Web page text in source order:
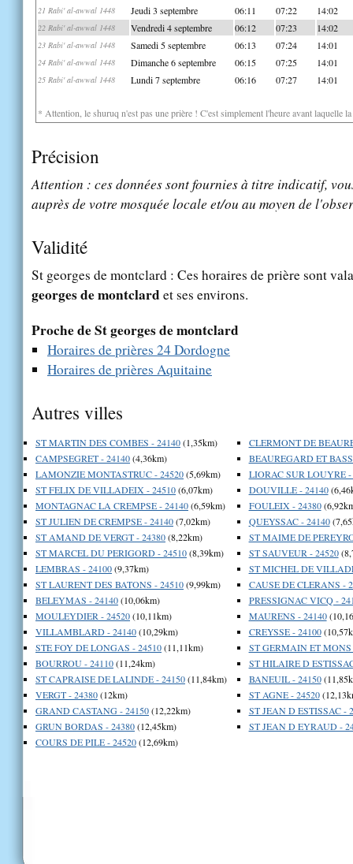
21 Rabi' al-awwal 1448 Jeudi 3 septembre 06:11 07:22 14:02
22 Rabi' al-awwal 1448 Vendredi 4 septembre 06:12 07:23 14:02
23 Rabi' al-awwal 1448 Samedi 5 septembre 06:13 07:24 14:01
24 Rabi' al-awwal 1448 Dimanche 6 septembre 06:15 07:25 14:01
25 Rabi' al-awwal 1448 Lundi 7 septembre 06:16 07:27 14:01
* Attention, le shuruq n'est pas une prière ! C'est simplement l'heure avant laquelle
Précision
Attention : ces données sont fournies à titre indicatif,
auprès de votre mosquée locale et/ou au moyen de
Validité
St georges de montclard : Ces horaires de prière sont
georges de montclardet ses environs.
Proche de St georges de montclard
Horaires de prières 24 Dordogne
Horaires de prières Aquitaine
Autres villes
ST MARTIN DES COMBES - 24140(1,35km)
CAMPSEGRET - 24140(4,36km)
LAMONZIE MONTASTRUC - 24520(5,69km)
ST FELIX DE VILLADEIX - 24510(6,07km)
MONTAGNAC LA CREMPSE - 24140(6,59km)
ST JULIEN DE CREMPSE - 24140(7,02km)
ST AMAND DE VERGT - 24380(8,22km)
ST MARCEL DU PERIGORD - 24510(8,39km)
LEMBRAS - 24100(9,37km)
ST LAURENT DES BATONS - 24510(9,99km)
BELEYMAS - 24140(10,06km)
MOULEYDIER - 24520(10,11km)
VILLAMBLARD - 24140(10,29km)
STE FOY DE LONGAS - 24510(11,11km)
BOURROU - 24110(11,24km)
ST CAPRAISE DE LALINDE - 24150(11,84km)
VERGT - 24380(12km)
GRAND CASTANG - 24150(12,22km)
GRUN BORDAS - 24380(12,45km)
COURS DE PILE - 24520(12,69km)
CLERMONT DE
BEAUREGARD ET
LIORAC SUR LOUYRE -
DOUVILLE - 24140
FOULEIX - 24380
QUEYSSAC - 24140
ST MAIME DE
ST SAUVEUR - 24520
ST MICHEL DE
CAUSE DE CLERANS -
PRESSIGNAC VICQ -
MAURENS - 24140
CREYSSE - 24100
ST GERMAIN ET MONS
ST HILAIRE D
BANEUIL - 24150
ST AGNE - 24520
ST JEAN D ESTISSAC -
ST JEAN D EYRAUD -